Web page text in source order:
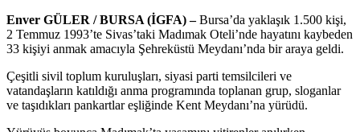
Enver GÜLER / BURSA (İGFA) –Bursa’da yaklaşık 1.500 kişi,
2 Temmuz 1993’te Sivas’taki Madımak Oteli’nde hayatını kaybeden
33 kişiyi anmak amacıyla Şehreküstü Meydanı’nda bir araya geldi.
Çeşitli sivil toplum kuruluşları, siyasi parti temsilcileri ve
vatandaşların katıldığı anma programında toplanan grup, sloganlar
ve taşıdıkları pankartlar eşliğinde Kent Meydanı’na yürüdü.